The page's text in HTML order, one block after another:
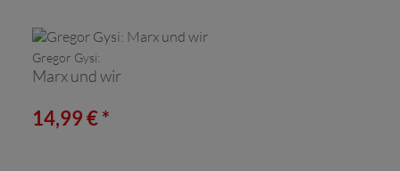
Gregor Gysi:
Marx und wir
14,99 € *